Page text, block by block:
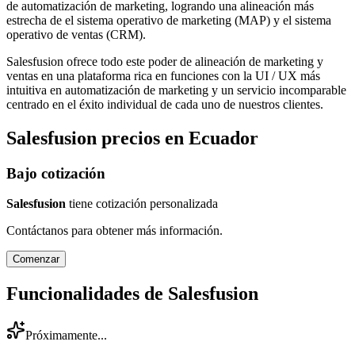
de automatización de marketing, logrando una alineación más
estrecha de el sistema operativo de marketing (MAP) y el sistema
operativo de ventas (CRM).
Salesfusion ofrece todo este poder de alineación de marketing y
ventas en una plataforma rica en funciones con la UI / UX más
intuitiva en automatización de marketing y un servicio incomparable
centrado en el éxito individual de cada uno de nuestros clientes.
Salesfusion precios en Ecuador
Bajo cotización
Salesfusion tiene cotización personalizada
Contáctanos para obtener más información.
Comenzar
Funcionalidades de Salesfusion
Próximamente...